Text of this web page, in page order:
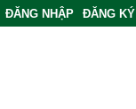
ĐĂNG NHẬP ĐĂNG KÝ